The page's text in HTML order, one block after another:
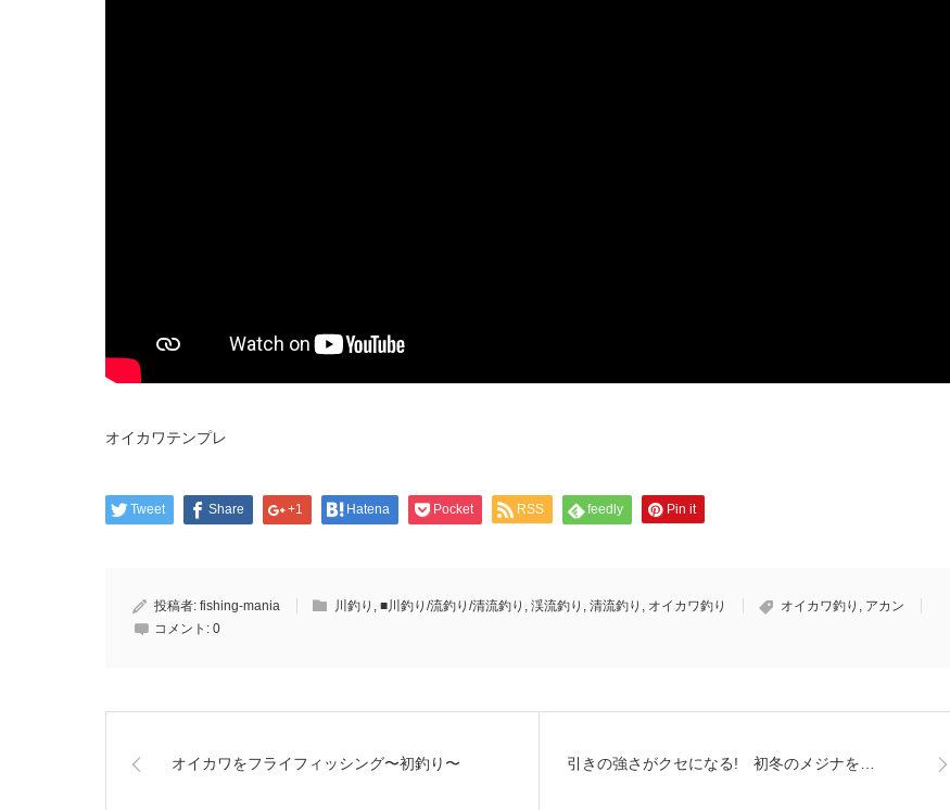
オイカワテンプレ
Tweet Share +1 Hatena Pocket RSS feedly Pin it
投稿者: fishing-mania 川釣り ■川釣り/流釣り/清流釣り 渓流釣り 清流釣り オイカワ釣り オイカワ釣り
アカン
コメント: 0
オイカワをフライフィッシング〜初釣り〜 引きの強さがクセになる! 初冬のメジナを…